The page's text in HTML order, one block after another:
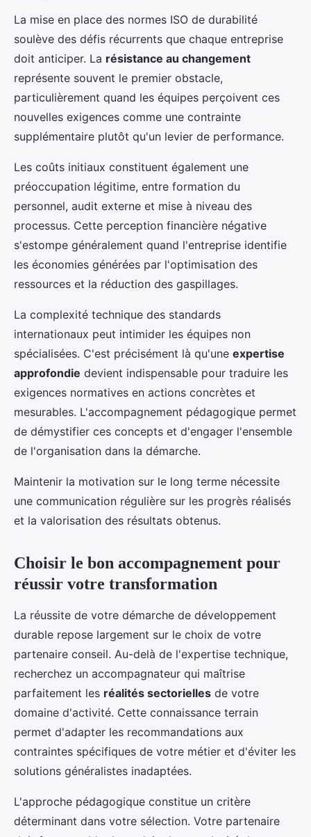
La mise en place des normes ISO de durabilité
soulève des défis récurrents que chaque entreprise
doit anticiper. La résistance au changement
représente souvent le premier obstacle,
particulièrement quand les équipes perçoivent ces
nouvelles exigences comme une contrainte
supplémentaire plutôt qu'un levier de performance.
Les coûts initiaux constituent également une
préoccupation légitime, entre formation du
personnel, audit externe et mise à niveau des
processus. Cette perception financière négative
s'estompe généralement quand l'entreprise identifie
les économies générées par l'optimisation des
ressources et la réduction des gaspillages.
La complexité technique des standards
internationaux peut intimider les équipes non
spécialisées. C'est précisément là qu'une expertise
approfondie devient indispensable pour traduire les
exigences normatives en actions concrètes et
mesurables. L'accompagnement pédagogique permet
de démystifier ces concepts et d'engager l'ensemble
de l'organisation dans la démarche.
Maintenir la motivation sur le long terme nécessite
une communication régulière sur les progrès réalisés
et la valorisation des résultats obtenus.
Choisir le bon accompagnement pour
réussir votre transformation
La réussite de votre démarche de développement
durable repose largement sur le choix de votre
partenaire conseil. Au-delà de l'expertise technique,
recherchez un accompagnateur qui maîtrise
parfaitement les réalités sectorielles de votre
domaine d'activité. Cette connaissance terrain
permet d'adapter les recommandations aux
contraintes spécifiques de votre métier et d'éviter les
solutions généralistes inadaptées.
L'approche pédagogique constitue un critère
déterminant dans votre sélection. Votre partenaire